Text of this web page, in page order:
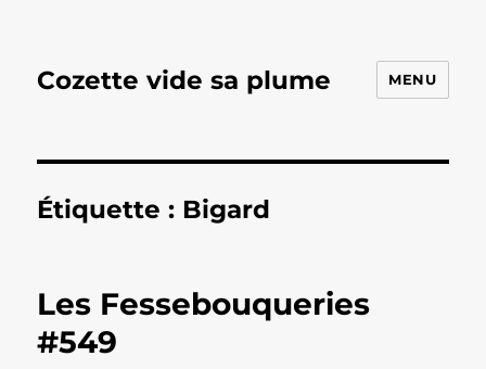
Cozette vide sa plume MENU
Étiquette : Bigard
Les Fessebouqueries
#549